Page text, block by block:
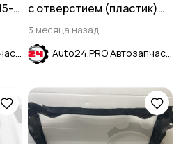
Auto24.PRO Автозапчасти
с отверстием (пластик)
PXA Purple Fantasia
HYUNDAI SOLARIS 2011-
2017
3 месяца назад
Auto24.PRO Автозапчасти